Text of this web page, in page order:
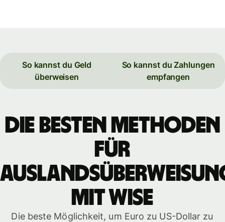
So kannst du Geld
überweisen
So kannst du Zahlungen
empfangen
Die besten Methoden
für
mit WISE
Die beste Möglichkeit, um Euro zu US-Dollar zu